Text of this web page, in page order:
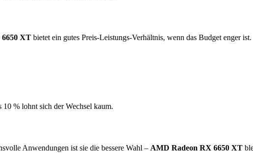
XT bietet ein gutes Preis-Leistungs-Verhältnis, wenn das Budget enger ist.
% lohnt sich der Wechsel kaum.
Anwendungen ist sie die bessere Wahl – AMD Radeon RX 6650 XT